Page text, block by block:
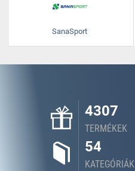
SanaSport
4307
TERMÉKEK
54
KATEGÓRIÁK